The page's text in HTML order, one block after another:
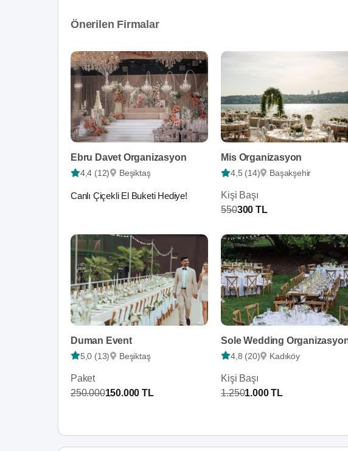
Önerilen Firmalar
Ebru Davet Organizasyon
4,4 (12) Beşiktaş
Canlı Çiçekli El Buketi Hediye!
Mis Organizasyon
4,5 (14) Başakşehir
Kişi Başı
550300 TL
Duman Event
5,0 (13) Beşiktaş
Paket
250.000150.000 TL
Sole Wedding
4,8 (20) Kadıköy
Kişi Başı
1.2501.000 TL